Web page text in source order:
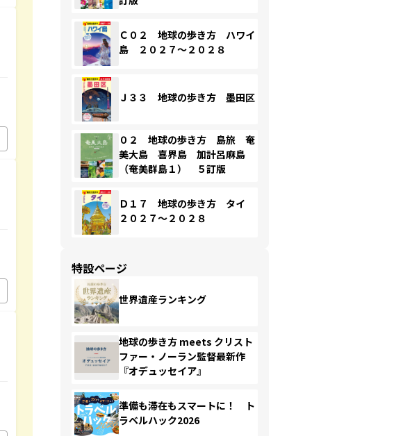
Ｃ０２ 地球の歩き方 ハワイ
島 ２０２７～２０２８
Ｊ３３ 地球の歩き方 墨田区
０２ 地球の歩き方 島旅 奄
美大島 喜界島 加計呂麻島
（奄美群島１） ５訂版
Ｄ１７ 地球の歩き方 タイ
２０２７～２０２８
特設ページ
世界遺産ランキング
地球の歩き方 meets クリスト
ファー・ノーラン監督最新作
『オデュッセイア』
準備も滞在もスマートに！ ト
ラベルハック2026